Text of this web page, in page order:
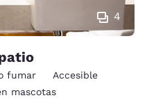
4
fumar
Accesible
mascotas